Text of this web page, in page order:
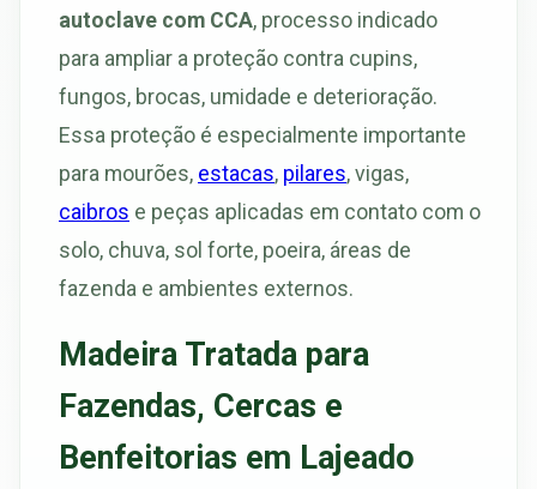
autoclave com CCA, processo indicado
para ampliar a proteção contra cupins,
fungos, brocas, umidade e deterioração.
Essa proteção é especialmente importante
para mourões, estacas, pilares, vigas,
caibros e peças aplicadas em contato com o
solo, chuva, sol forte, poeira, áreas de
fazenda e ambientes externos.
Madeira Tratada para
Fazendas, Cercas e
Benfeitorias em Lajeado